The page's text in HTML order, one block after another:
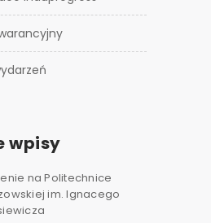
wpisy
na Politechnice
im. Ignacego